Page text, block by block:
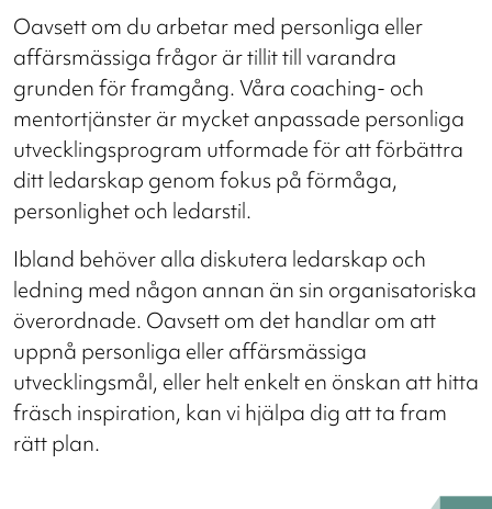
Oavsett om du arbetar med personliga eller
affärsmässiga frågor är tillit till varandra
grunden för framgång. Våra coaching- och
mentortjänster är mycket anpassade personliga
utvecklingsprogram utformade för att förbättra
ditt ledarskap genom fokus på förmåga,
personlighet och ledarstil.
Ibland behöver alla diskutera ledarskap och
ledning med någon annan än sin organisatoriska
överordnade. Oavsett om det handlar om att
uppnå personliga eller affärsmässiga
utvecklingsmål, eller helt enkelt en önskan att hitta
fräsch inspiration, kan vi hjälpa dig att ta fram
rätt plan.